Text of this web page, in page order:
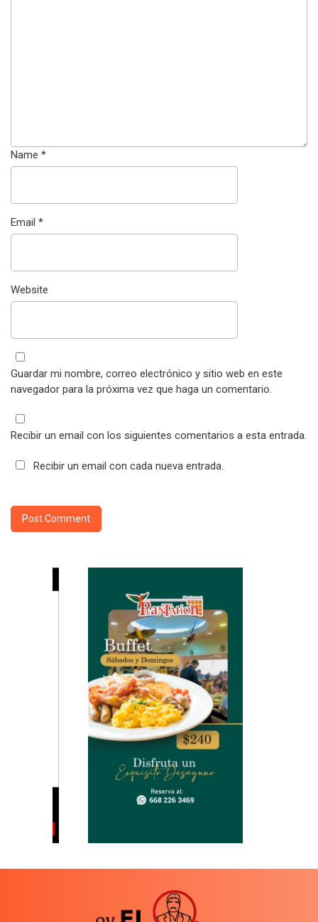
Name *
Email *
Website
Guardar mi nombre, correo electrónico y sitio web en este
navegador para la próxima vez que haga un comentario.
Recibir un email con los siguientes comentarios a esta entrada.
Recibir un email con cada nueva entrada.